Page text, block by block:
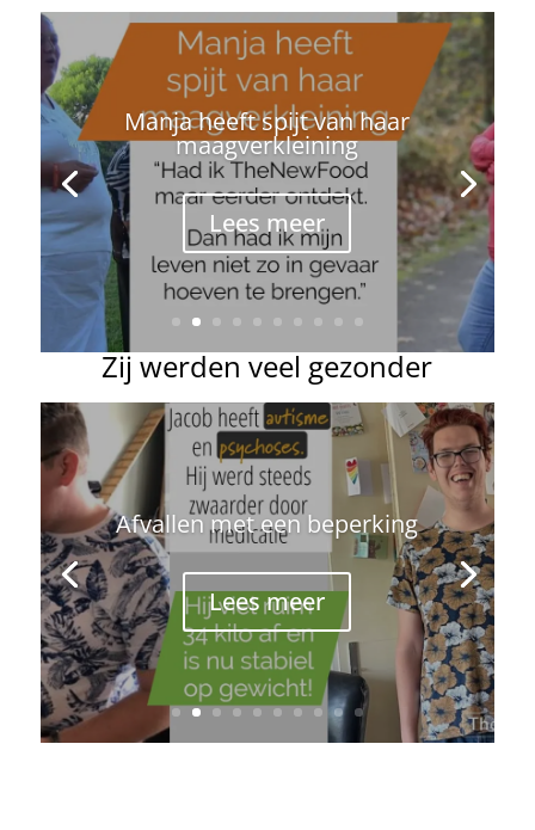
Manja heeft spijt van haar
maagverkleining
Lees meer
Zij werden veel gezonder
Afvallen met een beperking
Lees meer